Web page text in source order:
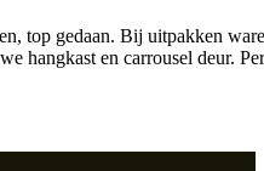
top gedaan. Bij uitpakken
hangkast en carrousel deur.